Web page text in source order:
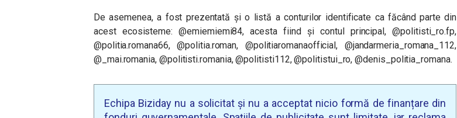
De asemenea, a fost prezentată și o listă a conturilor identificate ca făcând parte din
acest ecosisteme: @emiemiemi84, acesta fiind și contul principal, @politisti_ro.fp,
@politia.romana66, @politia.roman, @politiaromanaofficial, @jandarmeria_romana_112,
@_mai.romania, @politisti.romania, @politisti112, @politistui_ro, @denis_politia_romana.
Echipa Biziday nu a solicitat și nu a acceptat nicio formă de finanțare din